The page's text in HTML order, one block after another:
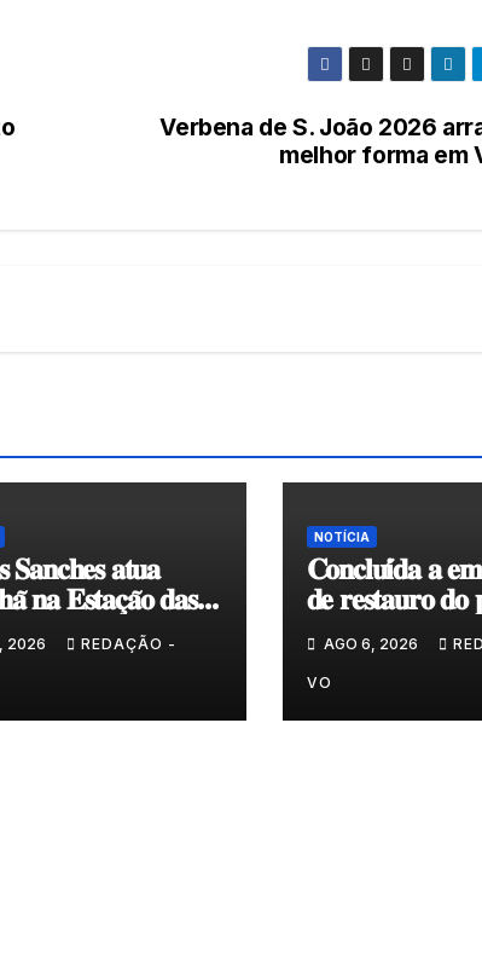
Verbena de S. João 2026
melhor forma em
𝐒𝐚𝐧𝐜𝐡𝐞𝐬 𝐚𝐭𝐮𝐚
𝐧𝐚 𝐄𝐬𝐭𝐚𝐜̧𝐚̃𝐨 𝐝𝐚𝐬
2026 REDAÇÃO -
NOTÍCIA
𝐂𝐨𝐧𝐜𝐥𝐮𝐢́𝐝𝐚 𝐚
𝐝𝐞 𝐫𝐞𝐬𝐭𝐚𝐮𝐫𝐨 𝐝𝐨
𝐞𝐧𝐯𝐨𝐥𝐯𝐞𝐧𝐭𝐞 𝐚̀
𝐂𝐨𝐯𝐚𝐬
AGO 6, 2026
VO